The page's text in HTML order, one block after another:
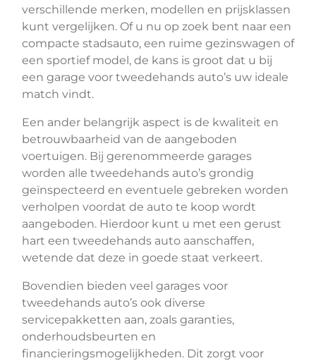
verschillende merken, modellen en prijsklassen
kunt vergelijken. Of u nu op zoek bent naar een
compacte stadsauto, een ruime gezinswagen of
een sportief model, de kans is groot dat u bij
een garage voor tweedehands auto’s uw ideale
match vindt.
Een ander belangrijk aspect is de kwaliteit en
betrouwbaarheid van de aangeboden
voertuigen. Bij gerenommeerde garages
worden alle tweedehands auto’s grondig
geïnspecteerd en eventuele gebreken worden
verholpen voordat de auto te koop wordt
aangeboden. Hierdoor kunt u met een gerust
hart een tweedehands auto aanschaffen,
wetende dat deze in goede staat verkeert.
Bovendien bieden veel garages voor
tweedehands auto’s ook diverse
servicepakketten aan, zoals garanties,
onderhoudsbeurten en
financieringsmogelijkheden. Dit zorgt voor